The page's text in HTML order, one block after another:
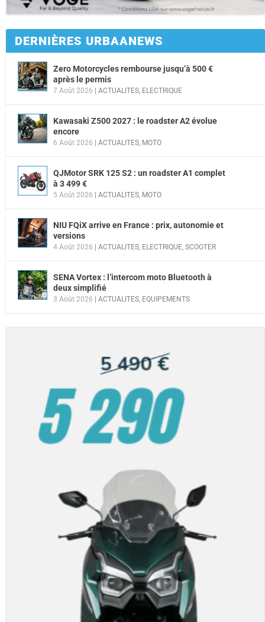
DERNIÈRES URBAANEWS
Zero Motorcycles rembourse jusqu’à 500 €
après le permis
7 Août 2026 | ACTUALITES, ELECTRIQUE
Kawasaki Z500 2027 : le roadster A2 évolue
encore
6 Août 2026 | ACTUALITES, MOTO
QJMotor SRK 125 S2 : un roadster A1 complet
à 3 499 €
5 Août 2026 | ACTUALITES, MOTO
NIU FQiX arrive en France : prix, autonomie et
versions
4 Août 2026 | ACTUALITES, ELECTRIQUE, SCOOTER
SENA Vortex : l’intercom moto Bluetooth à
deux simplifié
3 Août 2026 | ACTUALITES, EQUIPEMENTS